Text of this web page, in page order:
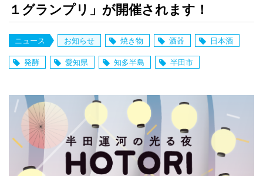
１グランプリ」が開催されます！
ニュース お知らせ 焼き物 酒器 日本酒
発酵 愛知県 知多半島 半田市